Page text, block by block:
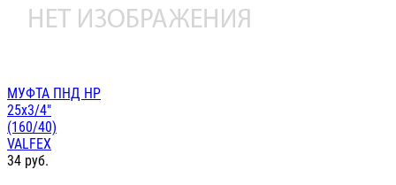
МУФТА ПНД НР
25х3/4"
(160/40)
VALFEX
34 руб.